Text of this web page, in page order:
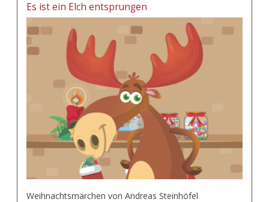
Es ist ein Elch entsprungen
Weihnachtsmärchen von Andreas Steinhöfel